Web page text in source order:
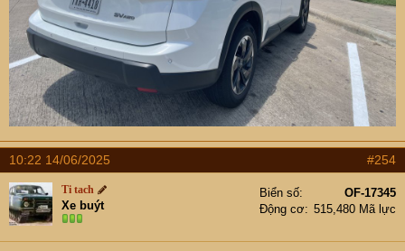
10:22 14/06/2025 #254
Ti tach
Xe buýt
Biển số
OF-17345
Động cơ
515,480 Mã lực